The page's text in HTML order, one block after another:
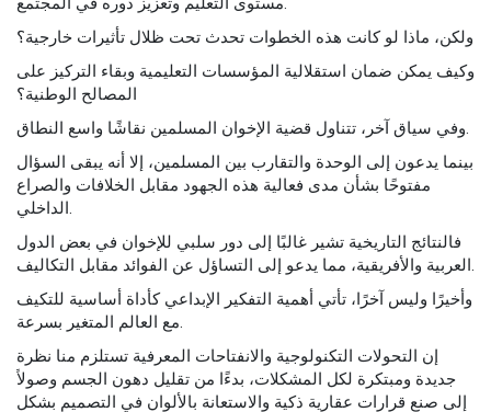
ولكن، ماذا لو كانت هذه الخطوات تحدث تحت ظلال تأثيرات خارجية؟
وكيف يمكن ضمان استقلالية المؤسسات التعليمية وبقاء التركيز على
المصالح الوطنية؟
وفي سياق آخر، تتناول قضية الإخوان المسلمين نقاشًا واسع النطاق.
بينما يدعون إلى الوحدة والتقارب بين المسلمين، إلا أنه يبقى السؤال
مفتوحًا بشأن مدى فعالية هذه الجهود مقابل الخلافات والصراع
الداخلي.
فالنتائج التاريخية تشير غالبًا إلى دور سلبي للإخوان في بعض الدول
العربية والأفريقية، مما يدعو إلى التساؤل عن الفوائد مقابل التكاليف.
وأخيرًا وليس آخرًا، تأتي أهمية التفكير الإبداعي كأداة أساسية للتكيف
مع العالم المتغير بسرعة.
إن التحولات التكنولوجية والانفتاحات المعرفية تستلزم منا نظرة
جديدة ومبتكرة لكل المشكلات، بدءًا من تقليل دهون الجسم وصولاً
إلى صنع قرارات عقارية ذكية والاستعانة بالألوان في التصميم بشكل